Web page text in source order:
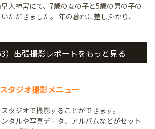
大神宮にて、7歳の女の子と5歳の男の子の
ただきました。 年の暮れに差し掛かり、
）出張撮影レポートをもっと見る
タジオ撮影メニュー
タジオで撮影することができます。
タルや写真データ、アルバムなどがセット